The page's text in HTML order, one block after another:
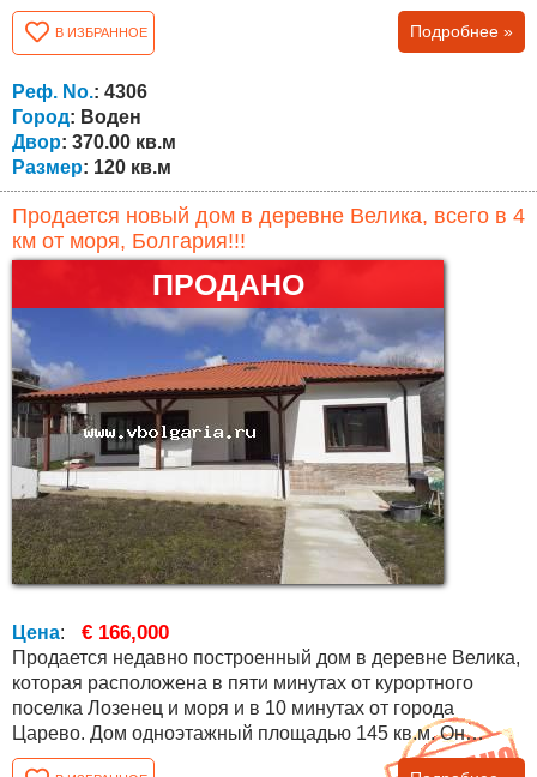
Воденска. Район подходит для охоты, рыбалки и
сельского туризма. В непосредственной близости
находятся плотина Малко Шарково и плотина Воден, а
до города Бургас и моря всего 85 км. Город Елхово
находится в 30 км, а пункт пересечения границы с...
В ИЗБРАННОЕ Подробнее »
Реф. No.: 4306
Город: Воден
Двор: 370.00 кв.м
Размер: 120 кв.м
Продается новый дом в деревне Велика, всего в 4
км от моря, Болгария!!!
ПРОДАНО
Цена: € 166,000
Продается недавно построенный дом в деревне Велика,
которая расположена в пяти минутах от курортного
поселка Лозенец и моря и в 10 минутах от города
Царево. Дом одноэтажный площадью 145 кв.м. Он
состоит из трех спален, трех ванных комнат, мокрого